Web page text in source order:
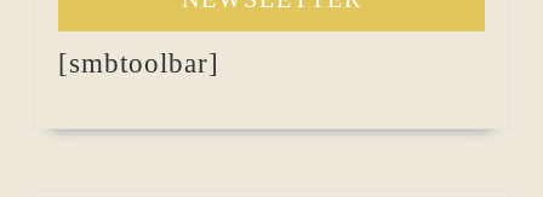
[smbtoolbar]